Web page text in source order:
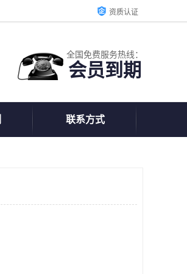
资质认证
全国免费服务热线：
会员到期
联系方式